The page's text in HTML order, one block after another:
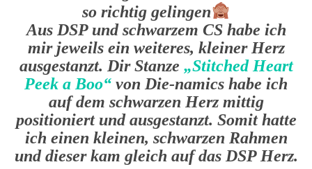
so richtig gelingen
Aus DSP und schwarzem CS habe ich
mir jeweils ein weiteres, kleiner Herz
ausgestanzt. Dir Stanze „Stitched Heart
Peek a Boo“ von Die-namics habe ich
auf dem schwarzen Herz mittig
positioniert und ausgestanzt. Somit hatte
ich einen kleinen, schwarzen Rahmen
und dieser kam gleich auf das DSP Herz.